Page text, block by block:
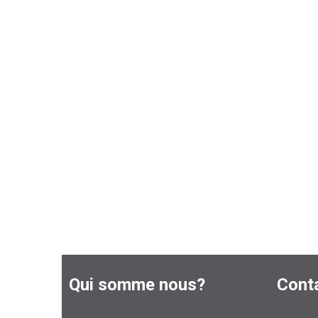
Qui somme nous?